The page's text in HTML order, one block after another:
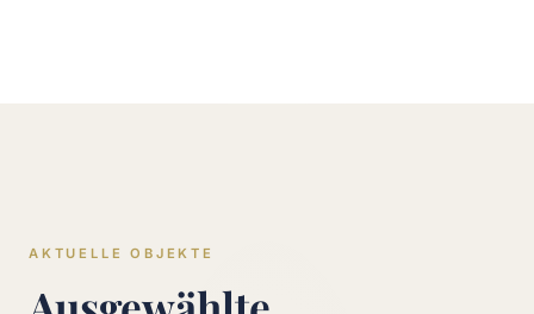
AKTUELLE OBJEKTE